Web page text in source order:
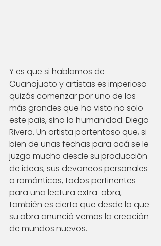
Y es que si hablamos de
Guanajuato y artistas es imperioso
quizás comenzar por uno de los
más grandes que ha visto no solo
este país, sino la humanidad: Diego
Rivera. Un artista portentoso que, si
bien de unas fechas para acá se le
juzga mucho desde su producción
de ideas, sus devaneos personales
o románticos, todos pertinentes
para una lectura extra-obra,
también es cierto que desde lo que
su obra anunció vemos la creación
de mundos nuevos.